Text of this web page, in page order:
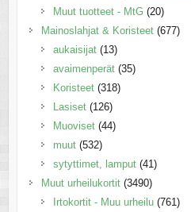
Muut tuotteet - MtG (20)
Mainoslahjat & Koristeet (677)
aukaisijat (13)
avaimenperät (35)
Koristeet (318)
Lasiset (126)
Muoviset (44)
muut (532)
sytyttimet, lamput (41)
Muut urheilukortit (3490)
Irtokortit - Muu urheilu (761)